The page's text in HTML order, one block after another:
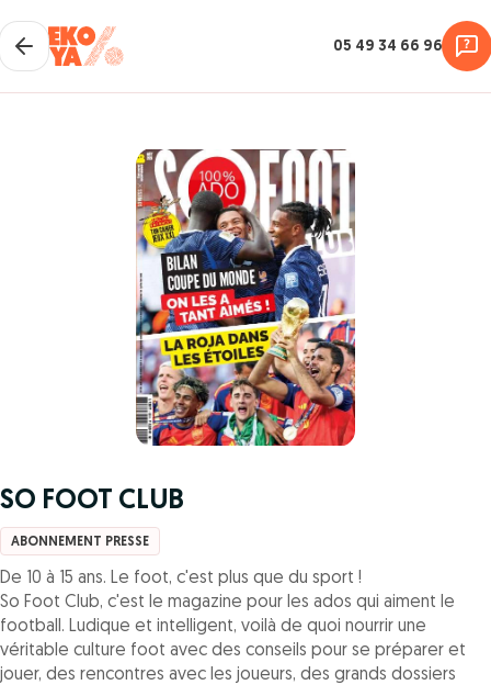
05 49 34 66 96
SO FOOT CLUB
ABONNEMENT PRESSE
De 10 à 15 ans. Le foot, c'est plus que du sport !
So Foot Club, c'est le magazine pour les ados qui aiment le
football. Ludique et intelligent, voilà de quoi nourrir une
véritable culture foot avec des conseils pour se préparer et
jouer, des rencontres avec les joueurs, des grands dossiers